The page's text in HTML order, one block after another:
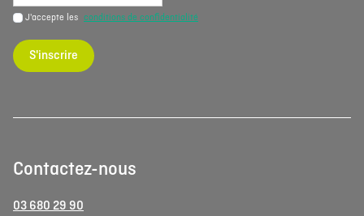
J'accepte les conditions de confidentialité
S'inscrire
Contactez-nous
03 680 29 90